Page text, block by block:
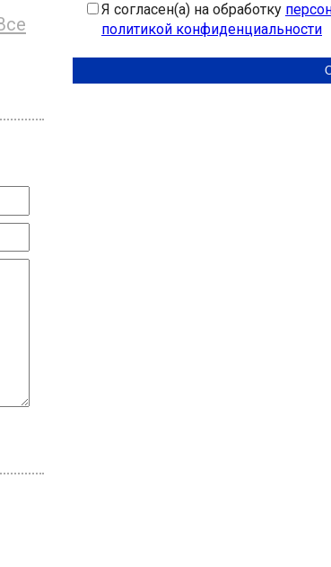
Я согласен(а) на обработку
политикой конфиденциальности